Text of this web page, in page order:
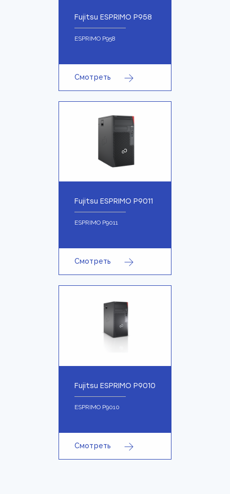
Fujitsu ESPRIMO P958
ESPRIMO P958
Смотреть
Fujitsu ESPRIMO P9011
ESPRIMO P9011
Смотреть
Fujitsu ESPRIMO P9010
ESPRIMO P9010
Смотреть